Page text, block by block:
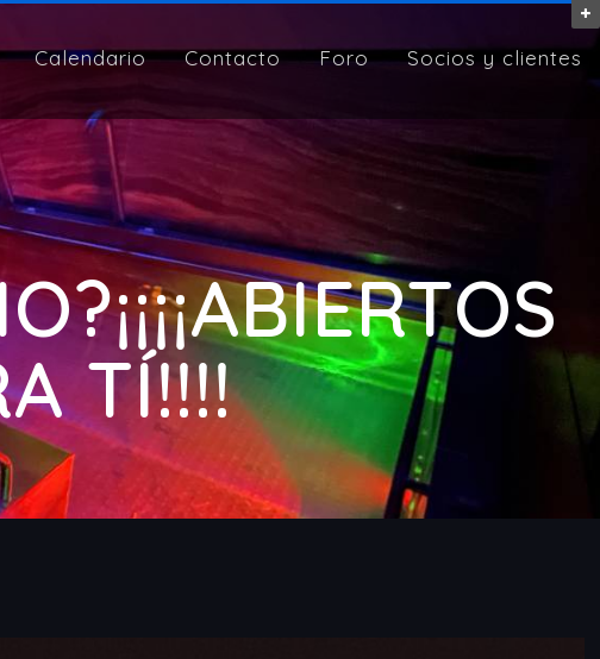
Calendario Contacto Foro Socios y clientes
TÍ!!!!